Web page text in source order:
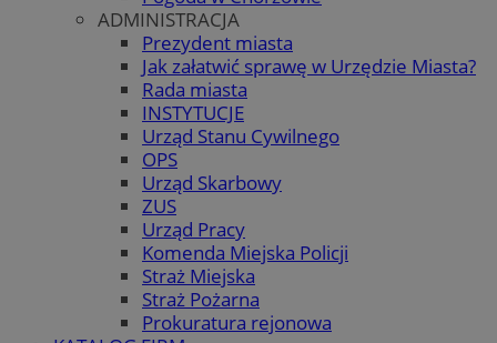
ADMINISTRACJA
Prezydent miasta
Jak załatwić sprawę w Urzędzie Miasta?
Rada miasta
INSTYTUCJE
Urząd Stanu Cywilnego
OPS
Urząd Skarbowy
ZUS
Urząd Pracy
Komenda Miejska Policji
Straż Miejska
Straż Pożarna
Prokuratura rejonowa